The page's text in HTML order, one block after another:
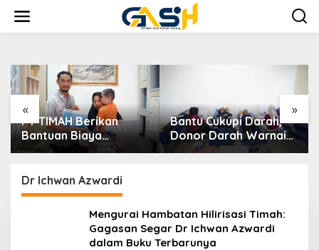
konten
« »
PT TIMAH Berikan
Bantuan Biaya
Pengobatan Bayi di
Bantu Cukupi Darah,
Donor Darah Warnai
Bulan Bakti HUT ke-50
Dr Ichwan Azwardi
Mengurai Hambatan Hilirisasi Timah:
Gagasan Segar Dr Ichwan Azwardi
dalam Buku Terbarunya